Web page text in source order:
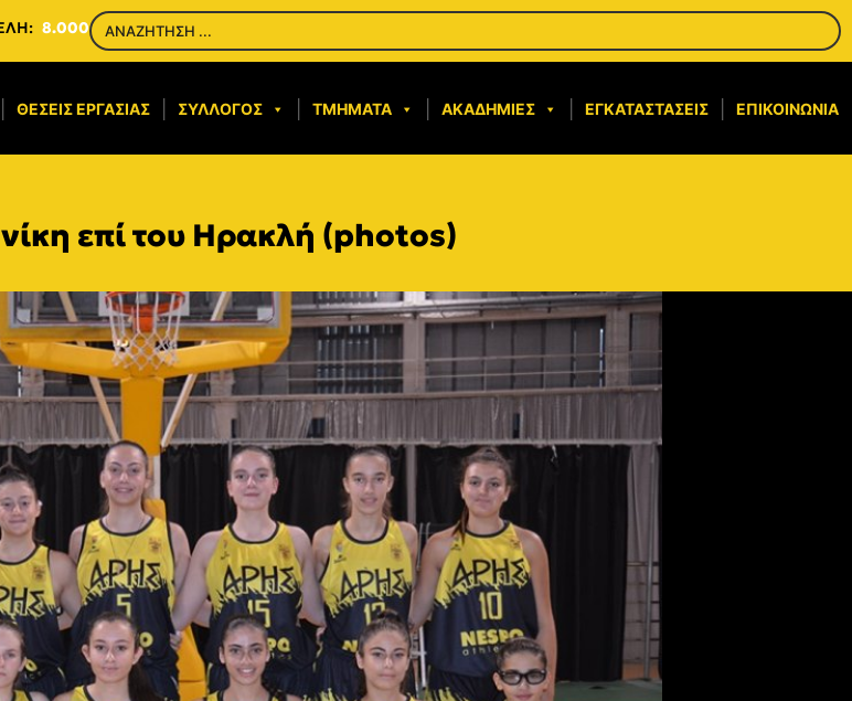
8.000
ΘΈΣΕΙΣ ΕΡΓΑΣΊΑΣ ΣΎΛΛΟΓΟΣ ΤΜΉΜΑΤΑ ΑΚΑΔΗΜΊΕΣ ΕΓΚΑΤΑΣΤΆΣΕΙΣ ΕΠΙΚΟΙΝΩΝΊΑ
επί του Ηρακλή (photos)